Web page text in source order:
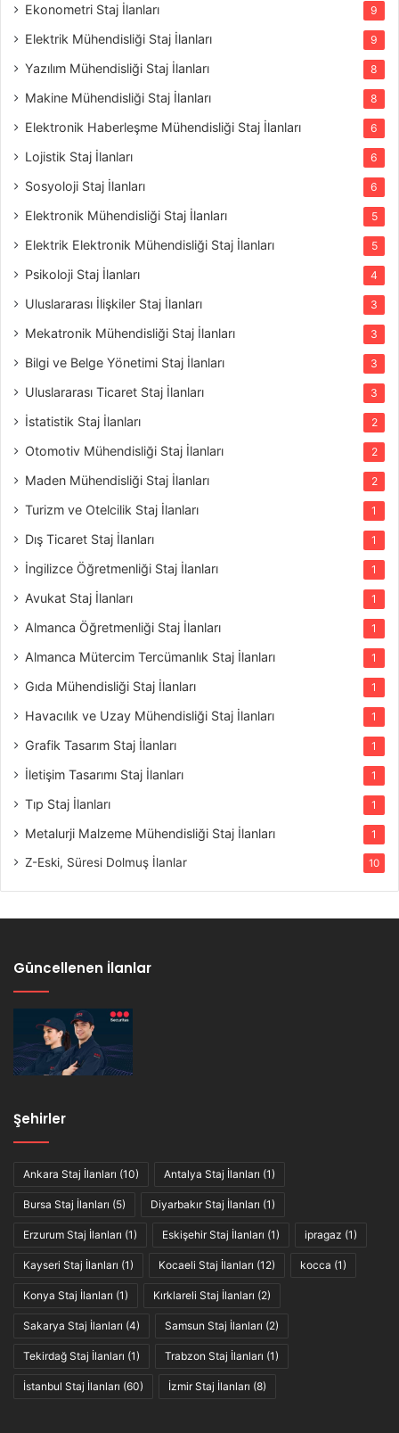
Ekonometri Staj İlanları 9
Elektrik Mühendisliği Staj İlanları 9
Yazılım Mühendisliği Staj İlanları 8
Makine Mühendisliği Staj İlanları 8
Elektronik Haberleşme Mühendisliği Staj İlanları 6
Lojistik Staj İlanları 6
Sosyoloji Staj İlanları 6
Elektronik Mühendisliği Staj İlanları 5
Elektrik Elektronik Mühendisliği Staj İlanları 5
Psikoloji Staj İlanları 4
Uluslararası İlişkiler Staj İlanları 3
Mekatronik Mühendisliği Staj İlanları 3
Bilgi ve Belge Yönetimi Staj İlanları 3
Uluslararası Ticaret Staj İlanları 3
İstatistik Staj İlanları 2
Otomotiv Mühendisliği Staj İlanları 2
Maden Mühendisliği Staj İlanları 2
Turizm ve Otelcilik Staj İlanları 1
Dış Ticaret Staj İlanları 1
İngilizce Öğretmenliği Staj İlanları 1
Avukat Staj İlanları 1
Almanca Öğretmenliği Staj İlanları 1
Almanca Mütercim Tercümanlık Staj İlanları 1
Gıda Mühendisliği Staj İlanları 1
Havacılık ve Uzay Mühendisliği Staj İlanları 1
Grafik Tasarım Staj İlanları 1
İletişim Tasarımı Staj İlanları 1
Tıp Staj İlanları 1
Metalurji Malzeme Mühendisliği Staj İlanları 1
Z-Eski, Süresi Dolmuş İlanlar 10
Güncellenen İlanlar
Şehirler
Ankara Staj İlanları (10) Antalya Staj İlanları (1)
Bursa Staj İlanları (5) Diyarbakır Staj İlanları (1)
Erzurum Staj İlanları (1) Eskişehir Staj İlanları (1) ipragaz (1)
Kayseri Staj İlanları (1) Kocaeli Staj İlanları (12) kocca (1)
Konya Staj İlanları (1) Kırklareli Staj İlanları (2)
Sakarya Staj İlanları (4) Samsun Staj İlanları (2)
Tekirdağ Staj İlanları (1) Trabzon Staj İlanları (1)
İstanbul Staj İlanları (60) İzmir Staj İlanları (8)